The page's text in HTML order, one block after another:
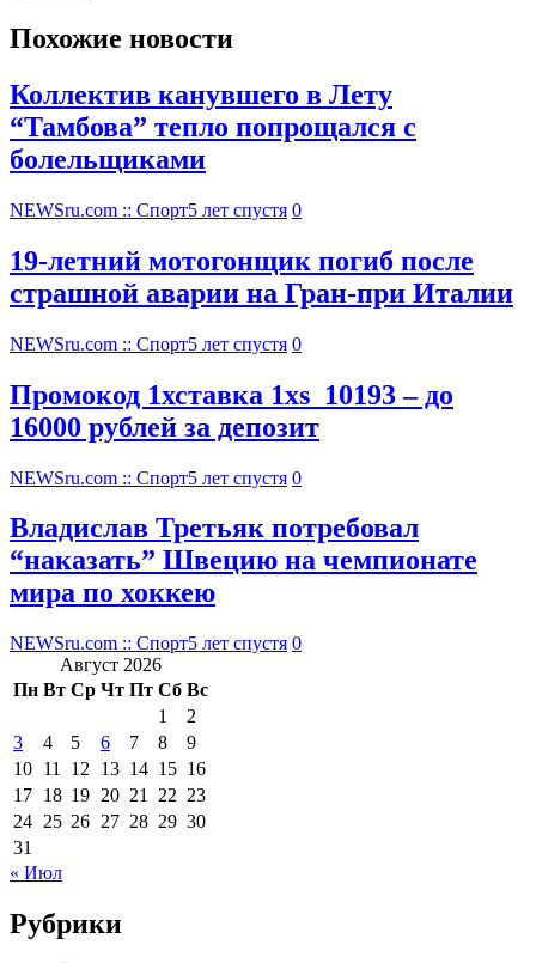
Похожие новости
Коллектив канувшего в Лету
“Тамбова” тепло попрощался с
болельщиками
NEWSru.com :: Спорт5 лет спустя 0
19-летний мотогонщик погиб после
страшной аварии на Гран-при Италии
NEWSru.com :: Спорт5 лет спустя 0
Промокод 1хставка 1xs_10193 – до
16000 рублей за депозит
NEWSru.com :: Спорт5 лет спустя 0
Владислав Третьяк потребовал
“наказать” Швецию на чемпионате
мира по хоккею
NEWSru.com :: Спорт5 лет спустя 0
Август 2026
Пн Вт Ср Чт Пт Сб Вс
1
2
3
4 5 6 7 8
9
10 11 12 13 14 15 16
17 18 19 20 21 22 23
24 25 26 27 28 29 30
31
« Июл
Рубрики